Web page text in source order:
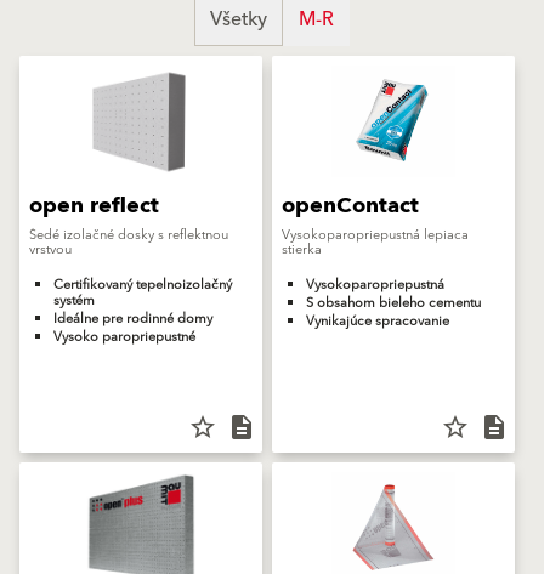
Všetky
M-R
open reflect
Šedé izolačné dosky s reflektnou
vrstvou
Certifikovaný tepelnoizolačný
systém
Ideálne pre rodinné domy
Vysoko paropriepustné
star_border description
openContact
Vysokoparopriepustná lepiaca
stierka
Vysokoparopriepustná
S obsahom bieleho cementu
Vynikajúce spracovanie
star_border description